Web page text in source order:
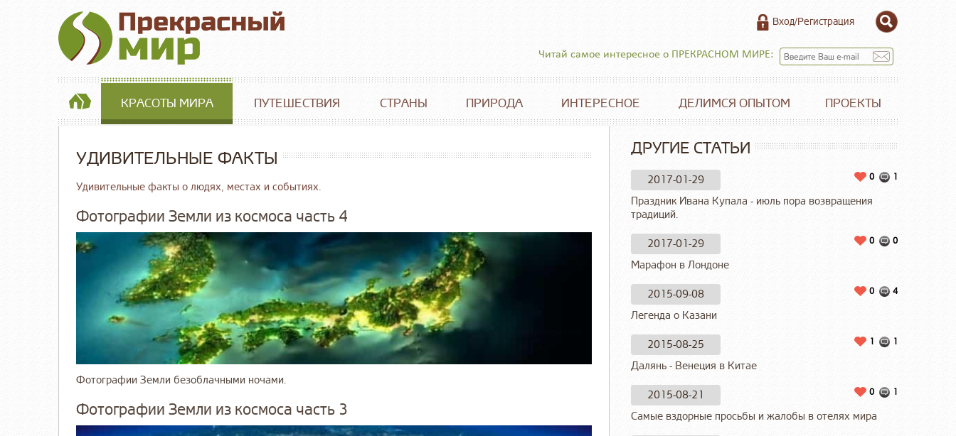
Вход/Регистрация
Читай самое интересное о ПРЕКРАСНОМ МИРЕ:
КРАСОТЫ МИРА ПУТЕШЕСТВИЯ СТРАНЫ ПРИРОДА ИНТЕРЕСНОЕ ДЕЛИМСЯ ОПЫТОМ ПРОЕКТЫ
УДИВИТЕЛЬНЫЕ ФАКТЫ
Удивительные факты о людях, местах и событиях.
Фотографии Земли из космоса часть 4
Фотографии Земли безоблачными ночами.
Фотографии Земли из космоса часть 3
ДРУГИЕ СТАТЬИ
2017-01-29 1
0
Праздник Ивана Купала - июль пора возвращения
традиций.
2017-01-29 0
0
Марафон в Лондоне
2015-09-08 4
0
Легенда о Казани
2015-08-25 1
1
Далянь - Венеция в Китае
2015-08-21 1
0
Самые вздорные просьбы и жалобы в отелях мира